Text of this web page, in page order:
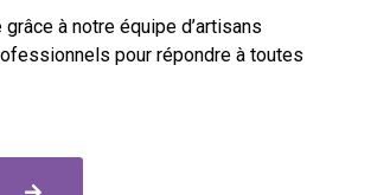
à notre équipe d’artisans
pour répondre à toutes